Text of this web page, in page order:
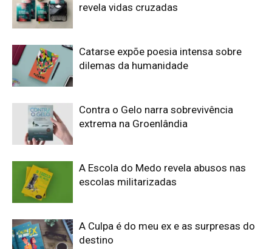
revela vidas cruzadas
Catarse expõe poesia intensa sobre
dilemas da humanidade
Contra o Gelo narra sobrevivência
extrema na Groenlândia
A Escola do Medo revela abusos nas
escolas militarizadas
A Culpa é do meu ex e as surpresas do
destino